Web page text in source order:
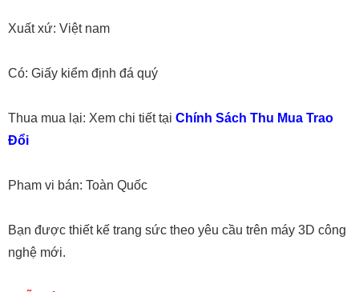
Xuất xứ: Việt nam
Có: Giấy kiểm định đá quý
Thua mua lại: Xem chi tiết tại Chính Sách Thu Mua Trao
Đổi
Pham vi bán: Toàn Quốc
Bạn được thiết kế trang sức theo yêu cầu trên máy 3D công
nghệ mới.